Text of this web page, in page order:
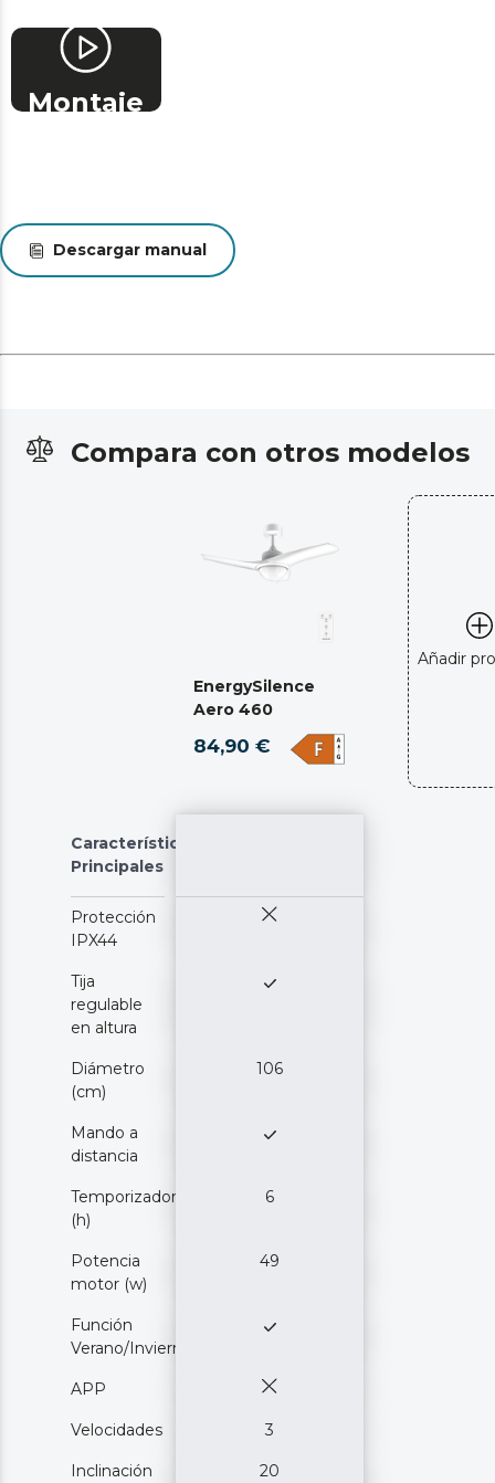
Health&Safety: cumple con la normativa vigente en
cuanto a seguridad y protección del medio ambiente,
para que cuides de los tuyos y de tu entorno.
Peso: 5,5 Kg.
Montaje
Descargar manual
Compara con otros modelos
EnergySilence
Aero 460
84,90 €
Añadir
Características
Principales
Protección
IPX44
Tija
regulable
en altura
Diámetro
(cm)
106
Mando a
distancia
Temporizador
(h)
6
Potencia
motor (w)
49
Función
Verano/Invierno
APP
Velocidades 3
Inclinación
20